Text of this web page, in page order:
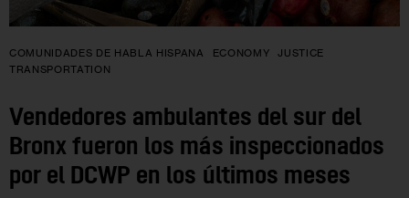
COMUNIDADES DE HABLA HISPANA ECONOMY
JUSTICE
TRANSPORTATION
Vendedores ambulantes del sur del
Bronx fueron los más inspeccionados
por el DCWP en los últimos meses